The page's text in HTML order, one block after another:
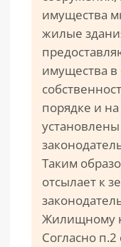
имущества
жилые
имущества
порядке и
Таким
отсылает к
Жилищному
Согласно